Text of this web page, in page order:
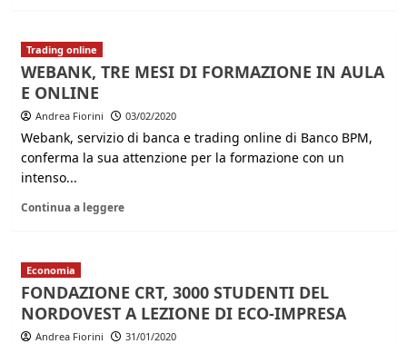
Trading online
WEBANK, TRE MESI DI FORMAZIONE IN AULA
E ONLINE
Andrea Fiorini 03/02/2020
Webank, servizio di banca e trading online di Banco BPM,
conferma la sua attenzione per la formazione con un
intenso...
Continua a leggere
Economia
FONDAZIONE CRT, 3000 STUDENTI DEL
NORDOVEST A LEZIONE DI ECO-IMPRESA
Andrea Fiorini 31/01/2020